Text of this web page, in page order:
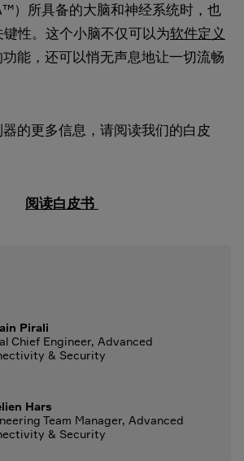
）所具备的大脑和神经系统时，也
性。这个小脑不仅可以为软件定义
能，还可以悄无声息地让一切流畅
的更多信息，请阅读我们的白皮
阅读白皮书
Pirali
Chief Engineer, Advanced
& Security
Hars
Team Manager, Advanced
& Security